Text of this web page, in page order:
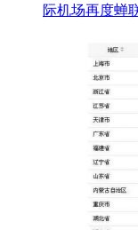
际机场再度蝉